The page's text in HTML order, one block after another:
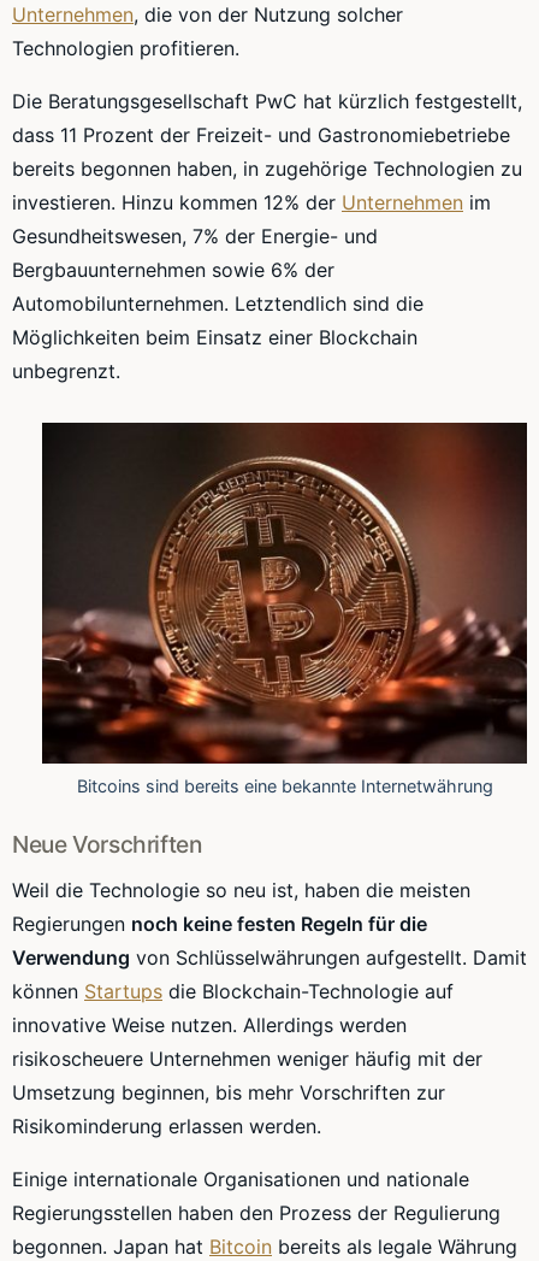
Unternehmen, die von der Nutzung solcher
Technologien profitieren.
Die Beratungsgesellschaft PwC hat kürzlich festgestellt,
dass 11 Prozent der Freizeit- und Gastronomiebetriebe
bereits begonnen haben, in zugehörige Technologien zu
investieren. Hinzu kommen 12% der Unternehmen im
Gesundheitswesen, 7% der Energie- und
Bergbauunternehmen sowie 6% der
Automobilunternehmen. Letztendlich sind die
Möglichkeiten beim Einsatz einer Blockchain
unbegrenzt.
Bitcoins sind bereits eine bekannte Internetwährung
Neue Vorschriften
Weil die Technologie so neu ist, haben die meisten
Regierungen noch keine festen Regeln für die
Verwendung von Schlüsselwährungen aufgestellt. Damit
können Startups die Blockchain-Technologie auf
innovative Weise nutzen. Allerdings werden
risikoscheuere Unternehmen weniger häufig mit der
Umsetzung beginnen, bis mehr Vorschriften zur
Risikominderung erlassen werden.
Einige internationale Organisationen und nationale
Regierungsstellen haben den Prozess der Regulierung
begonnen. Japan hat Bitcoin bereits als legale Währung